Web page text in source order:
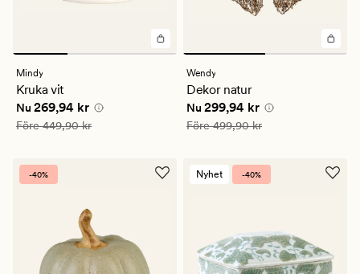
Mindy
Kruka vit
Nuvarande pris
Nu 269,94 kr
Ordinarie pris 449,90 kr
Före449,90 kr
Wendy
Dekor natur
Nuvarande pris
Nu 299,94 kr
Ordinarie pris 499,90 kr
Före499,90 kr
-40% Nyhet -40%